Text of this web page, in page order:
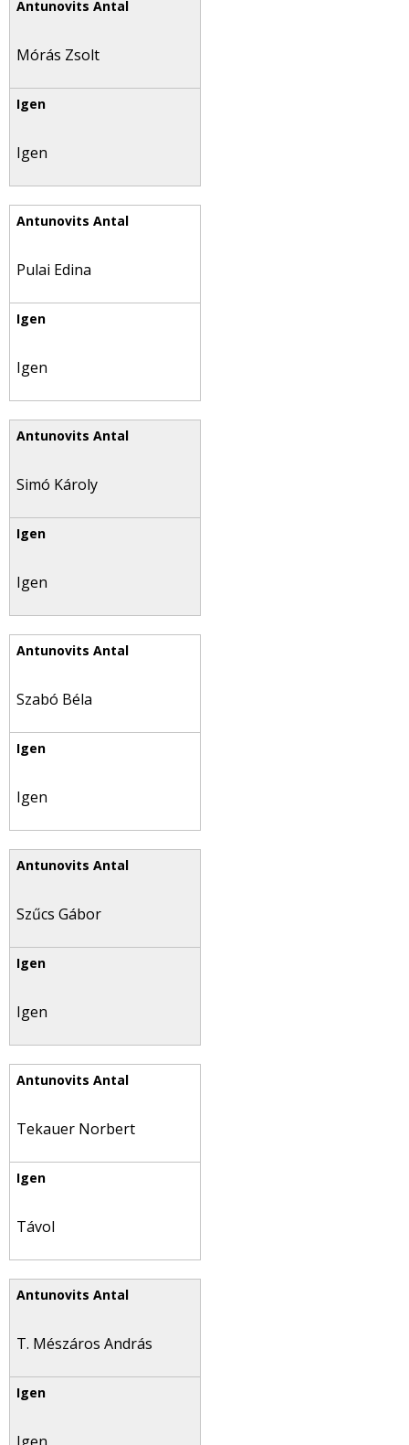
Mórás Zsolt
Igen
Pulai Edina
Igen
Simó Károly
Igen
Szabó Béla
Igen
Szűcs Gábor
Igen
Tekauer Norbert
Távol
T. Mészáros András